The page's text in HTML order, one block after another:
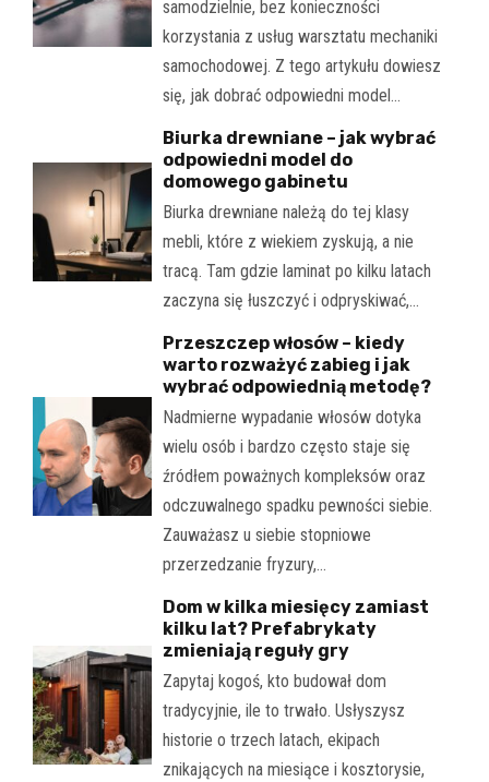
samodzielnie, bez konieczności
korzystania z usług warsztatu mechaniki
samochodowej. Z tego artykułu dowiesz
się, jak dobrać odpowiedni model…
Biurka drewniane – jak wybrać
odpowiedni model do
domowego gabinetu
Biurka drewniane należą do tej klasy
mebli, które z wiekiem zyskują, a nie
tracą. Tam gdzie laminat po kilku latach
zaczyna się łuszczyć i odpryskiwać,…
Przeszczep włosów – kiedy
warto rozważyć zabieg i jak
wybrać odpowiednią metodę?
Nadmierne wypadanie włosów dotyka
wielu osób i bardzo często staje się
źródłem poważnych kompleksów oraz
odczuwalnego spadku pewności siebie.
Zauważasz u siebie stopniowe
przerzedzanie fryzury,…
Dom w kilka miesięcy zamiast
kilku lat? Prefabrykaty
zmieniają reguły gry
Zapytaj kogoś, kto budował dom
tradycyjnie, ile to trwało. Usłyszysz
historie o trzech latach, ekipach
znikających na miesiące i kosztorysie,